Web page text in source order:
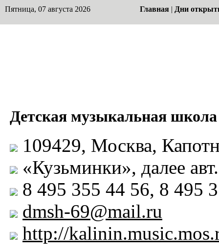
Пятница, 07 августа 2026 Главная | Дни
Детская музыкальная
109429, Москва,
«Кузьминки», далее
8 495 355 44 56, 8 495
dmsh-69@mail.ru
http://